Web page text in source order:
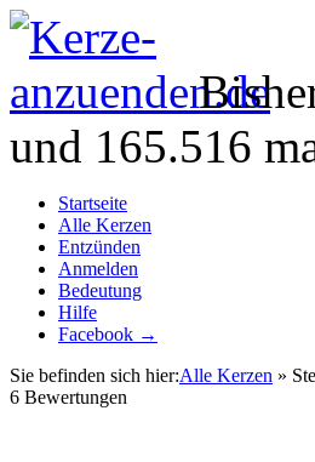
und 165.516
Startseite
Alle Kerzen
Entzünden
Anmelden
Bedeutung
Hilfe
Facebook →
Sie befinden sich hier:Alle Kerzen »
6 Bewertungen